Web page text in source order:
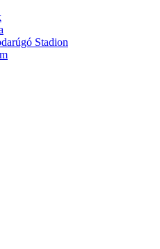
Stadion